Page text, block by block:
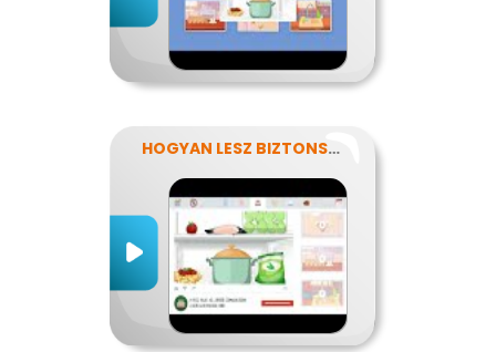
HOGYAN LESZ BIZTONSÁGOS, AMIT MEGESZEL?